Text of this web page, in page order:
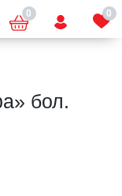
0 0
бол.